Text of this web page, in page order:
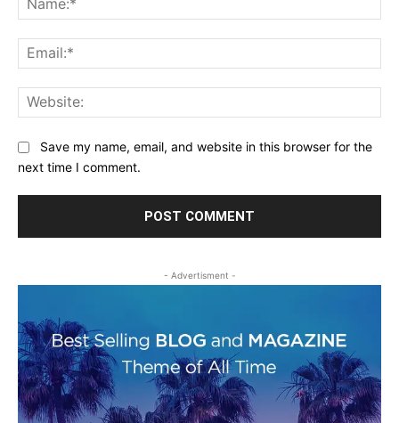
Save my name, email, and website in this browser for the
next time I comment.
- Advertisment -